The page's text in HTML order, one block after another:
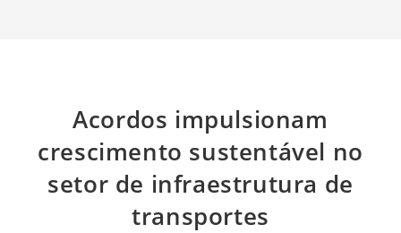
Acordos impulsionam
crescimento sustentável no
setor de infraestrutura de
transportes